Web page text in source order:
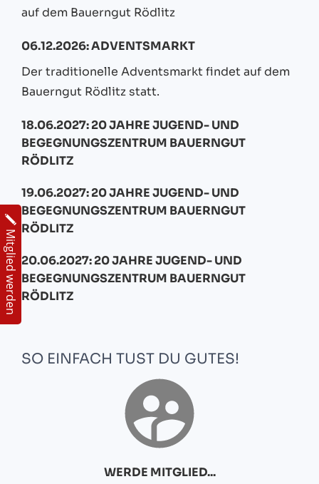
auf dem Bauerngut Rödlitz
06.12.2026: ADVENTSMARKT
Der traditionelle Adventsmarkt findet auf dem
Bauerngut Rödlitz statt.
18.06.2027: 20 JAHRE JUGEND- UND
BEGEGNUNGSZENTRUM BAUERNGUT
RÖDLITZ
19.06.2027: 20 JAHRE JUGEND- UND
BEGEGNUNGSZENTRUM BAUERNGUT
RÖDLITZ
20.06.2027: 20 JAHRE JUGEND- UND
BEGEGNUNGSZENTRUM BAUERNGUT
RÖDLITZ
SO EINFACH TUST DU GUTES!
WERDE MITGLIED...
Mitglied werden